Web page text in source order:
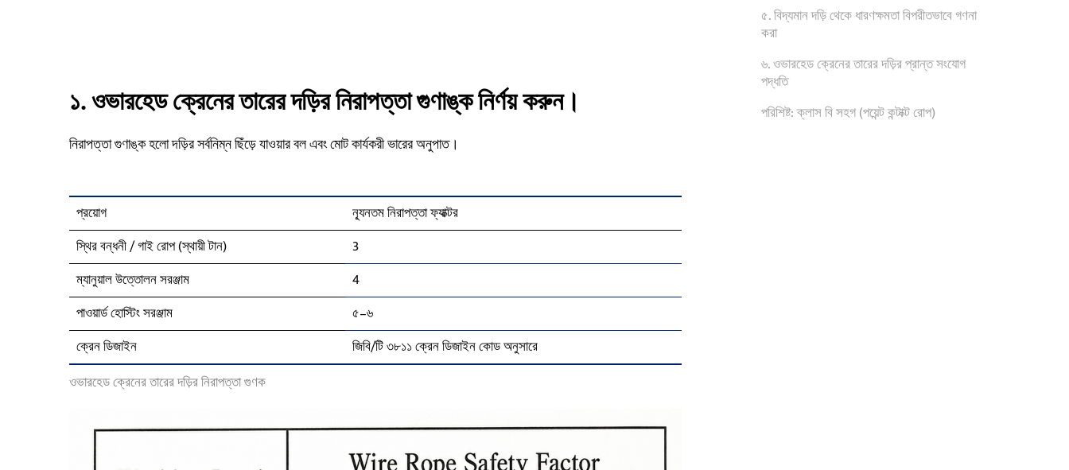
৫. বিদ্যমান দড়ি থেকে ধারণক্ষমতা বিপরীতভাবে গণনা
করা
৬. ওভারহেড ক্রেনের তারের দড়ির প্রান্ত সংযোগ
পদ্ধতি
পরিশিষ্ট: ক্লাস বি সহগ (পয়েন্ট কন্টাক্ট রোপ)
১. ওভারহেড ক্রেনের তারের দড়ির নিরাপত্তা গুণাঙ্ক নির্ণয় করুন।
নিরাপত্তা গুণাঙ্ক হলো দড়ির সর্বনিম্ন ছিঁড়ে যাওয়ার বল এবং মোট কার্যকরী ভারের অনুপাত।
প্রয়োগ
ন্যূনতম নিরাপত্তা ফ্যাক্টর
স্থির বন্ধনী / গাই রোপ (স্থায়ী টান)
3
ম্যানুয়াল উত্তোলন সরঞ্জাম
4
পাওয়ার্ড হোস্টিং সরঞ্জাম
৫–৬
ক্রেন ডিজাইন
জিবি/টি ৩৮১১ ক্রেন ডিজাইন কোড অনুসারে
ওভারহেড ক্রেনের তারের দড়ির নিরাপত্তা গুণক